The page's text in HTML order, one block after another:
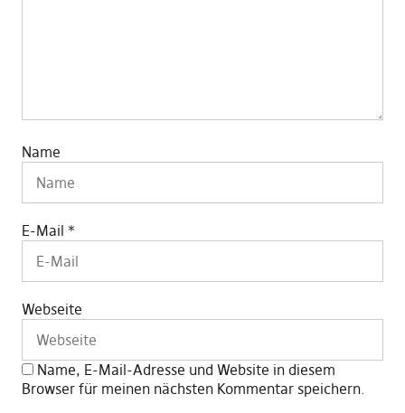
Name
E-Mail *
Webseite
Name, E-Mail-Adresse und Website in diesem
Browser für meinen nächsten Kommentar speichern.